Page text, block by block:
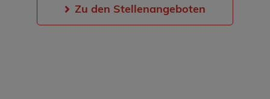
Zu den Stellenangeboten